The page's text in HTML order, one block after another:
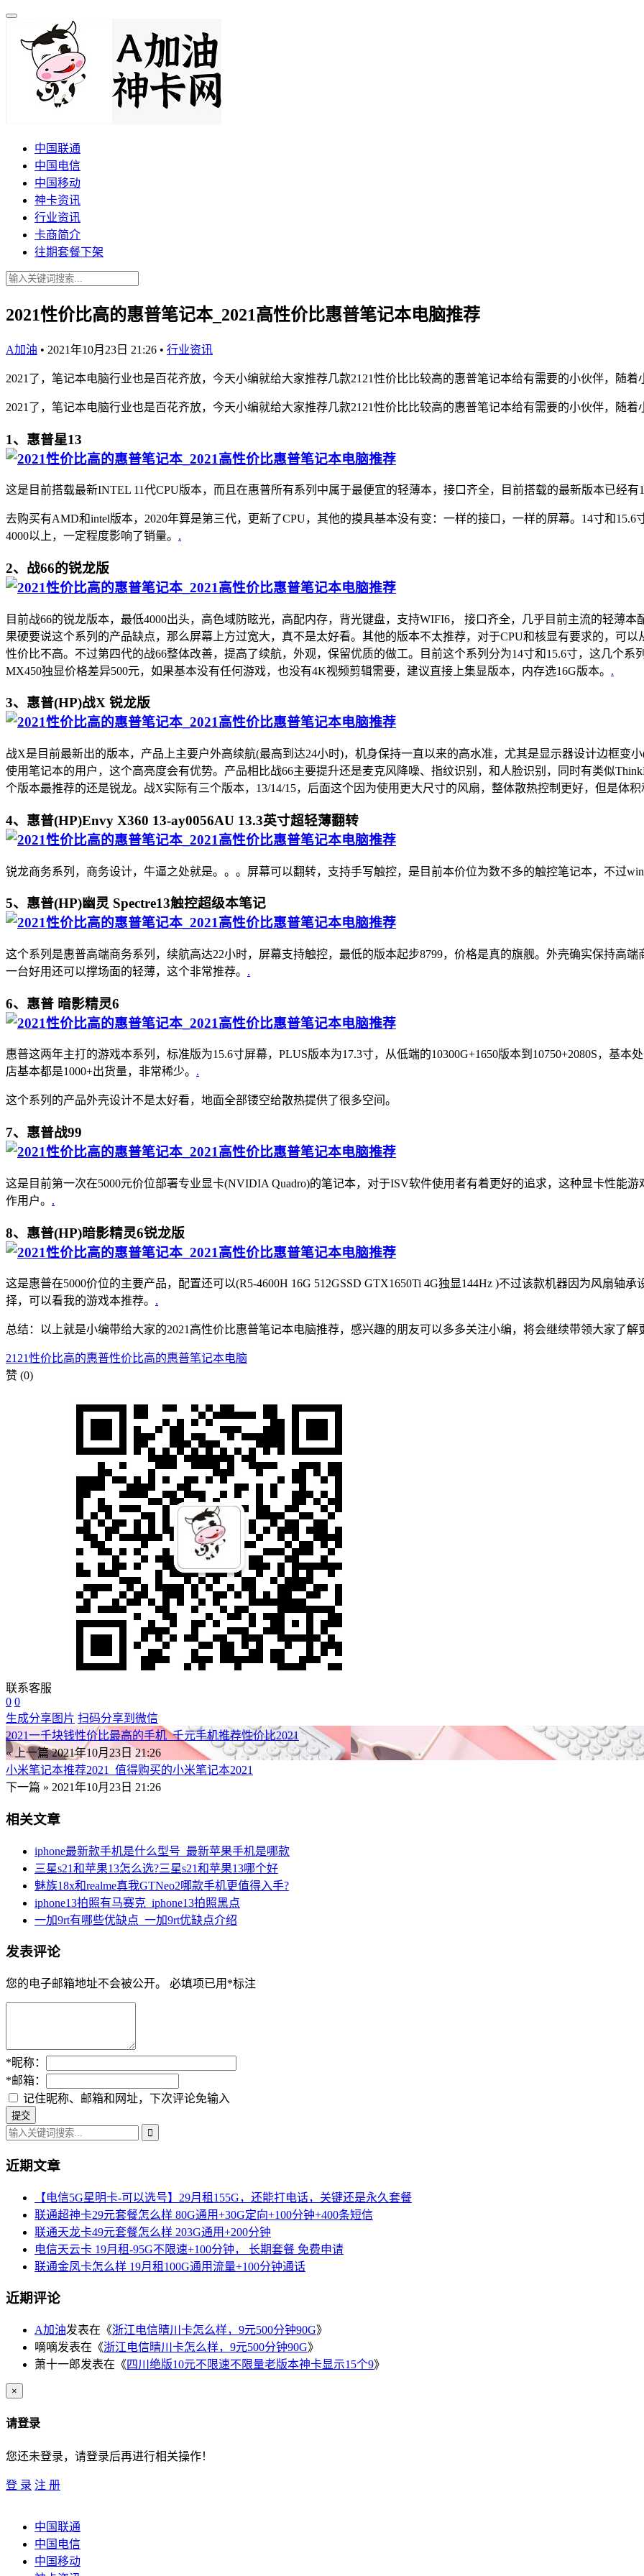
中国联通
中国电信
中国移动
神卡资讯
行业资讯
卡商简介
往期套餐下架
2021性价比高的惠普笔记本_2021高性价比惠普笔记本电脑推荐
A加油 • 2021年10月23日 21:26 • 行业资讯
2021了，笔记本电脑行业也是百花齐放，今天小编就给大家推荐几款2121性价比比较高的惠普笔记本给有需要的小伙伴，随着
2021了，笔记本电脑行业也是百花齐放，今天小编就给大家推荐几款2121性价比比较高的惠普笔记本给有需要的小伙伴，随着
1、惠普星13
这是目前搭载最新INTEL 11代CPU版本，而且在惠普所有系列中属于最便宜的轻薄本，接口齐全，目前搭载的最新版本已经有
去购买​有AMD和intel版本，2020年算是第三代，更新了CPU，其他的摸具基本没有变：一样的接口，一样的屏幕。14寸和
4000以上，一定程度影响了销量。 .
2、战66的锐龙版
目前战66的锐龙版本，最低4000出头，高色域防眩光，高配内存，背光键盘，支持WIFI6， 接口齐全，几乎目前主流的轻薄
果硬要说这个系列的产品缺点，那么屏幕上方过宽大，真不是太好看。其他的版本不太推荐，对于CPU和核显有要求的，可以
性价比不高。不过第四代的战66整体改善，提高了续航，外观，保留优质的做工。目前这个系列分为14寸和15.6寸，这几个
MX450独显价格差异500元，如果基本没有任何游戏，也没有4K视频剪辑需要，建议直接上集显版本，内存选16G版本。 .
3、惠普(HP)战X 锐龙版
战X是目前最新出的版本，产品上主要户外高续航(最高到达24小时)，机身保持一直以来的高水准，尤其是显示器设计边框变
使用笔记本的用户，这个高亮度会有优势。产品相比战66主要提升还是麦克风降噪、指纹识别，和人脸识别，同时有类似
个版本最推荐的还是锐龙。战X实际有三个版本，13/14/15，后面这个因为使用更大尺寸的风扇，整体散热控制更好，但是体积
4、惠普(HP)Envy X360 13-ay0056AU 13.3英寸超轻薄翻转
锐龙商务系列，商务设计，牛逼之处就是。。。屏幕可以翻转，支持手写触控，是目前本价位为数不多的触控笔记本，不过
5、惠普(HP)幽灵 Spectre13触控超级本笔记
这个系列是惠普高端商务系列，续航高达22小时，屏幕支持触控，最低的版本起步8799，价格是真的旗舰。外壳确实保持高
一台好用还可以撑场面的轻薄，这个非常推荐。 .
6、惠普 暗影精灵6
惠普这两年主打的游戏本系列，标准版为15.6寸屏幕，PLUS版本为17.3寸，从低端的10300G+1650版本到10750+2080S，基
店基本都是1000+出货量，非常稀少。 .
这个系列的产品外壳设计不是太好看，地面全部镂空给散热提供了很多空间。
7、惠普战99
这是目前第一次在5000元价位部署专业显卡(NVIDIA Quadro)的笔记本，对于ISV软件使用者有着更好的追求，这种显卡性能
作用户。 .
8、惠普(HP)暗影精灵6锐龙版
这是惠普在5000价位的主要产品，配置还可以(R5-4600H 16G 512GSSD GTX1650Ti 4G独显144Hz )不过该款机器因为风扇轴
择，可以看我的游戏本推荐。 .
总结：以上就是小编带给大家的2021高性价比惠普笔记本电脑推荐，感兴趣的朋友可以多多关注小编，将会继续带领大家了解
2121性价比高的惠普性价比高的惠普笔记本电脑
赞 (0)
联系客服
0 0
生成分享图片 扫码分享到微信
2021一千块钱性价比最高的手机_千元手机推荐性价比2021
« 上一篇 2021年10月23日 21:26
小米笔记本推荐2021_值得购买的小米笔记本2021
下一篇 » 2021年10月23日 21:26
相关文章
iphone最新款手机是什么型号_最新苹果手机是哪款
三星s21和苹果13怎么选?三星s21和苹果13哪个好
魅族18x和realme真我GTNeo2哪款手机更值得入手?
iphone13拍照有马赛克_iphone13拍照黑点
一加9rt有哪些优缺点_一加9rt优缺点介绍
发表评论
您的电子邮箱地址不会被公开。 必填项已用 *标注
*昵称：
*邮箱：
记住昵称、邮箱和网址，下次评论免输入
近期文章
【电信5G星明卡-可以选号】29月租155G，还能打电话，关键还是永久套餐
联通超神卡29元套餐怎么样 80G通用+30G定向+100分钟+400条短信
联通天龙卡49元套餐怎么样 203G通用+200分钟
电信天云卡 19月租-95G不限速+100分钟， 长期套餐 免费申请
联通金凤卡怎么样 19月租100G通用流量+100分钟通话
近期评论
A加油发表在《浙江电信晴川卡怎么样，9元500分钟90G》
嘀嘀发表在《浙江电信晴川卡怎么样，9元500分钟90G》
萧十一郎发表在《四川绝版10元不限速不限量老版本神卡显示15个9》
×
请登录
您还未登录，请登录后再进行相关操作！
登 录 注 册
中国联通
中国电信
中国移动